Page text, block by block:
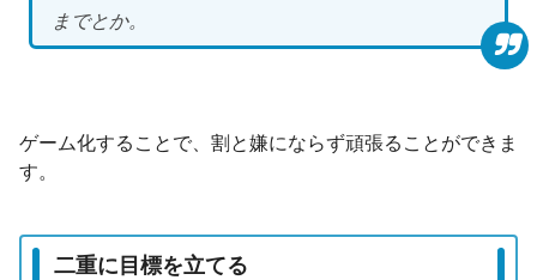
までとか。
ゲーム化することで、割と嫌にならず頑張ることができま
す。
二重に目標を立てる